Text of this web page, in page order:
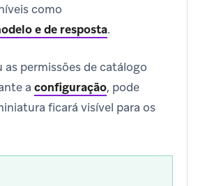
como
e de resposta.
as permissões de catálogo
a configuração, pode
ficará visível para os